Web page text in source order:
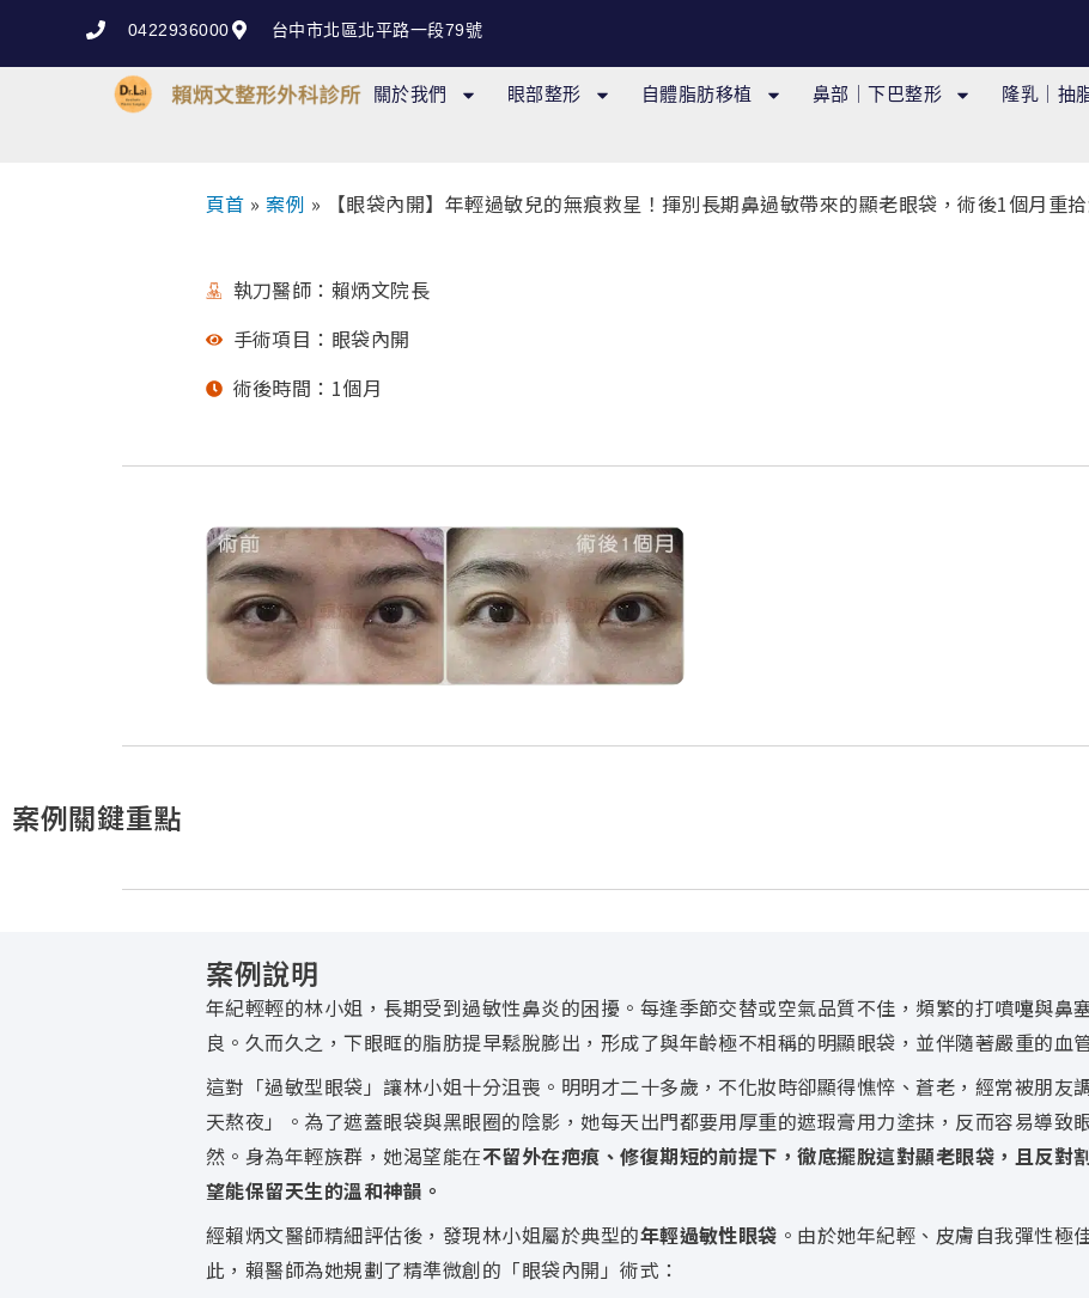
0422936000 台中市北區北平路一段79號
關於我們 眼部整形 自體脂肪移植 鼻部｜下巴整形 隆乳｜抽
頁首 »案例 » 【眼袋內開】年輕過敏兒的無痕救星！揮別長期鼻過敏帶來的顯老眼袋，術後1個月重
執刀醫師：賴炳文院長
手術項目：眼袋內開
術後時間：1個月
案例關鍵重點
案例說明
年紀輕輕的林小姐，長期受到過敏性鼻炎的困擾。每逢季節交替或空氣品質不佳，頻繁的打噴嚏與鼻
良。久而久之，下眼眶的脂肪提早鬆脫膨出，形成了與年齡極不相稱的明顯眼袋，並伴隨著嚴重的血
這對「過敏型眼袋」讓林小姐十分沮喪。明明才二十多歲，不化妝時卻顯得憔悴、蒼老，經常被朋友
天熬夜」。為了遮蓋眼袋與黑眼圈的陰影，她每天出門都要用厚重的遮瑕膏用力塗抹，反而容易導致
然。身為年輕族群，她渴望能在不留外在疤痕、修復期短的前提下，徹底擺脫這對顯老眼袋，且反對
望能保留天生的溫和神韻。
經賴炳文醫師精細評估後，發現林小姐屬於典型的年輕過敏性眼袋 。由於她年紀輕、皮膚自我彈性極
此，賴醫師為她規劃了精準微創的「眼袋內開」術式：